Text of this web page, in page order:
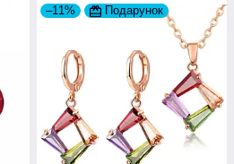
–11% Подарунок